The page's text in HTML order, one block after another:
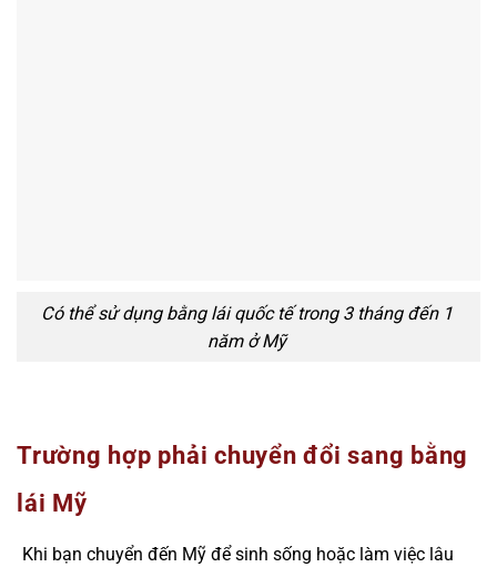
Có thể sử dụng bằng lái quốc tế trong 3 tháng đến 1
năm ở Mỹ
Trường hợp phải chuyển đổi sang bằng
lái Mỹ
Khi bạn chuyển đến Mỹ để sinh sống hoặc làm việc lâu